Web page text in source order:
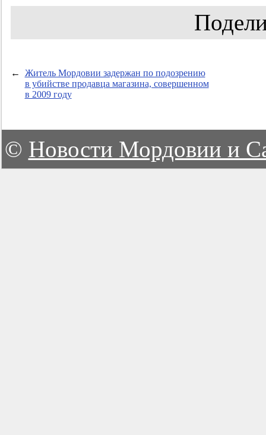
←
Житель Мордовии задержан по подозрению
в убийстве продавца магазина, совершенном
в 2009 году
© Новости Мордовии и